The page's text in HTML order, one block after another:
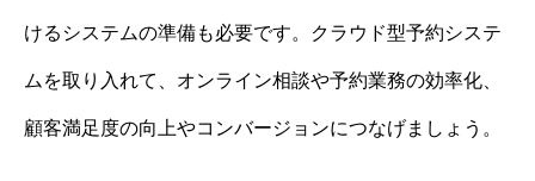
けるシステムの準備も必要です。クラウド型予約システ
ムを取り入れて、オンライン相談や予約業務の効率化、
顧客満足度の向上やコンバージョンにつなげましょう。